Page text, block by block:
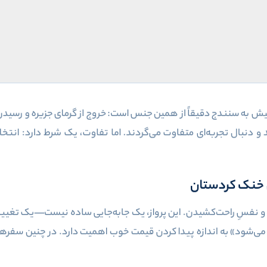
به سنندج دقیقاً از همین جنس است: خروج از گرمای جزیره و
دنبال تجربه‌ای متفاوت می‌گردند. اما تفاوت، یک شرط دارد:
خنک کردستان
نفسِ راحت‌کشیدن. این پرواز، یک جابه‌جایی ساده نیست—یک
به اندازه پیدا کردن قیمت خوب اهمیت دارد. در چنین